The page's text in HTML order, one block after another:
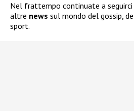
Nel frattempo continuate a
altre news sul mondo del gossip,
sport.